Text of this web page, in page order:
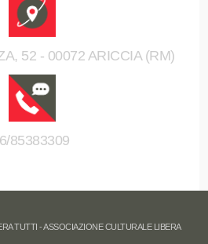
52 - 00072 ARICCIA (RM)
85383309
TUTTI - ASSOCIAZIONE CULTURALE LIBERA